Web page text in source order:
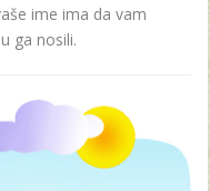
ime ima da vam
ga nosili.